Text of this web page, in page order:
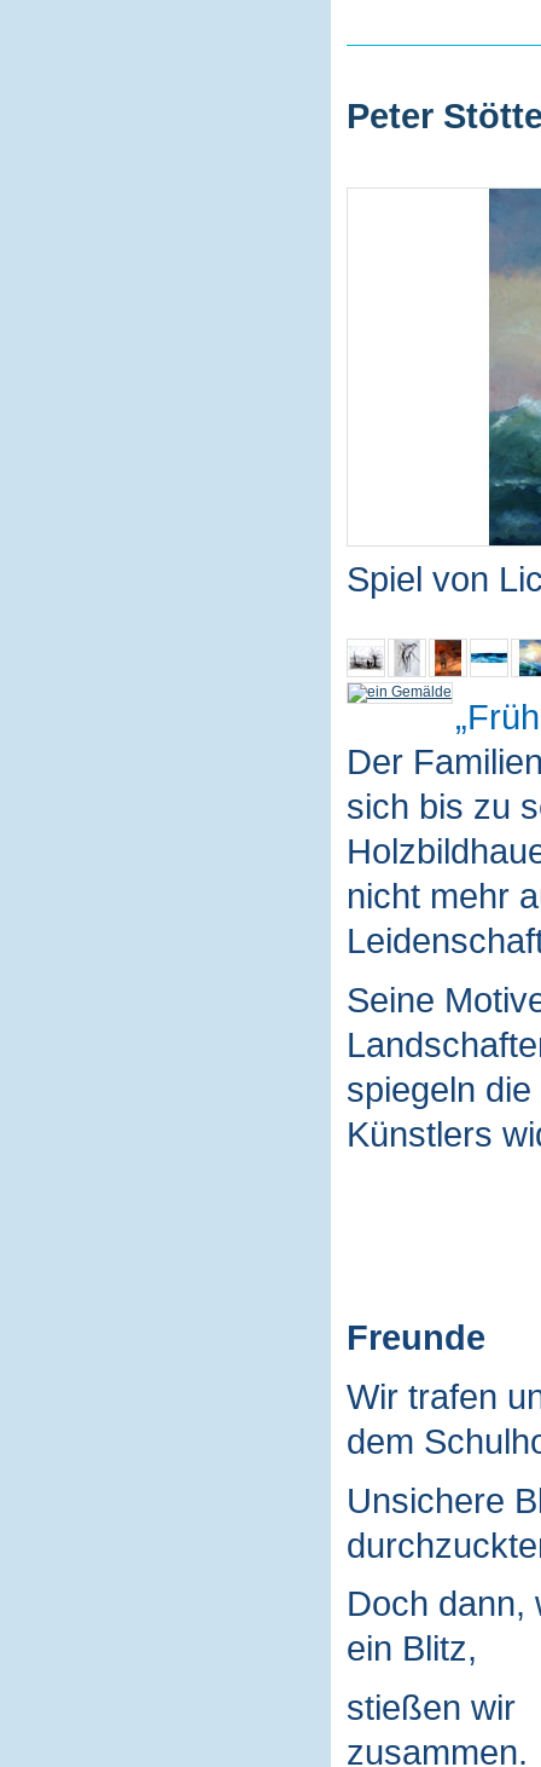
Peter
Spiel von
Der
sich bis zu
nicht mehr
Seine
spiegeln
Künstlers
Freunde
Wir trafen
dem
Unsichere
Doch dann,
ein Blitz,
stießen wir
zusammen.